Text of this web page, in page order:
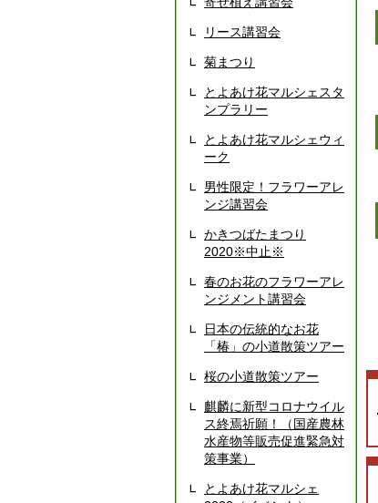
リース講習会
菊まつり
とよあけ花マルシェスタ
ンプラリー
とよあけ花マルシェウィ
ーク
男性限定！フラワーアレ
ンジ講習会
かきつばたまつり
2020※中止※
春のお花のフラワーアレ
ンジメント講習会
日本の伝統的なお花
「椿」の小道散策ツアー
桜の小道散策ツアー
麒麟に新型コロナウイル
ス終焉祈願！（国産農林
水産物等販売促進緊急対
策事業）
とよあけ花マルシェ